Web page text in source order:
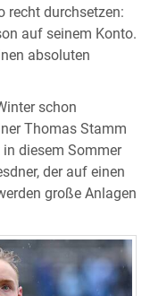
recht durchsetzen:
auf seinem Konto.
absoluten
schon
Thomas Stamm
diesem Sommer
der auf einen
große Anlagen